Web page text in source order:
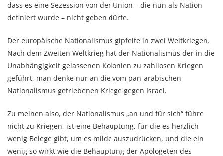
dass es eine Sezession von der Union – die nun als Nation
definiert wurde – nicht geben dürfe.
Der europäische Nationalismus gipfelte in zwei Weltkriegen.
Nach dem Zweiten Weltkrieg hat der Nationalismus der in die
Unabhängigkeit gelassenen Kolonien zu zahllosen Kriegen
geführt, man denke nur an die vom pan-arabischen
Nationalismus getriebenen Kriege gegen Israel.
Zu meinen also, der Nationalismus „an und für sich“ führe
nicht zu Kriegen, ist eine Behauptung, für die es herzlich
wenig Belege gibt, um es milde auszudrücken, und die ein
wenig so wirkt wie die Behauptung der Apologeten des